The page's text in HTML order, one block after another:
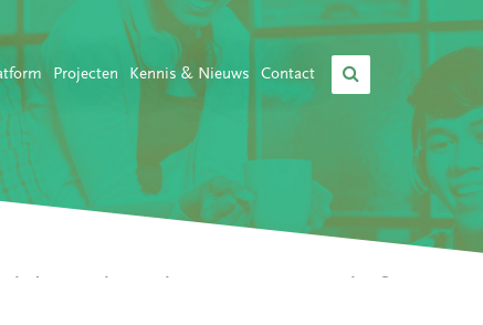
Projecten Kennis & Nieuws Contact
content/themes/rocmondriaan-showcase/single-